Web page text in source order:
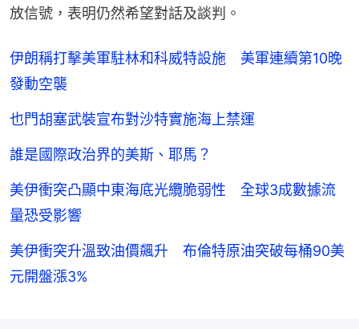
放信號，表明仍然希望對話及談判。
伊朗稱打擊美軍駐林和科威特設施 美軍連續第10晚
發動空襲
也門胡塞武裝宣布對沙特實施海上禁運
誰是國際政治界的美斯、耶馬？
美伊衝突凸顯中東海底光纜脆弱性 全球3成數據流
量恐受影響
美伊衝突升溫致油價飆升 布倫特原油突破每桶90美
元開盤漲3%